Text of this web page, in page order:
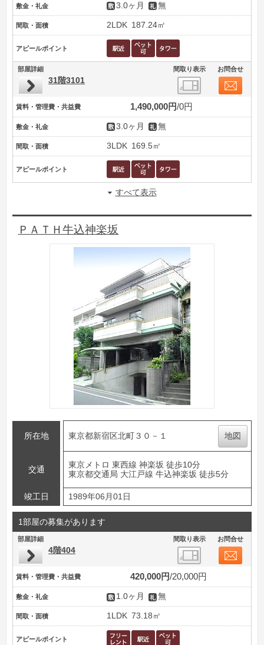
敷金・礼金 3.0ヶ月 無
間取・面積 2LDK 187.24㎡
アピールポイント
部屋詳細 間取り表示 お問合せ
31階3101
賃料・管理費・共益費 1,490,000円 0円
敷金・礼金 3.0ヶ月 無
間取・面積 3LDK 169.5㎡
アピールポイント
すべて表示
ＰＡＴＨ牛込神楽坂
所在地 東京都新宿区北町３０－１ 地図
交通
東京メトロ 東西線 神楽坂 徒歩10分
東京都交通局 大江戸線 牛込神楽坂 徒歩5分
竣工日 1989年06月01日
1部屋の募集があります
部屋詳細 間取り表示 お問合せ
4階404
賃料・管理費・共益費 420,000円 20,000円
敷金・礼金 1.0ヶ月 無
間取・面積 1LDK 73.18㎡
アピールポイント